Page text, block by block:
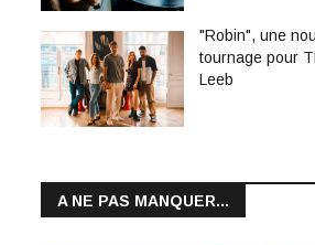
"Robin", une
tournage pour
Leeb
A NE PAS MANQUER...